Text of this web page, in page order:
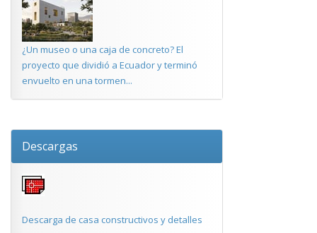
¿Un museo o una caja de concreto? El
proyecto que dividió a Ecuador y terminó
envuelto en una tormen...
Descargas
Descarga de casa constructivos y detalles